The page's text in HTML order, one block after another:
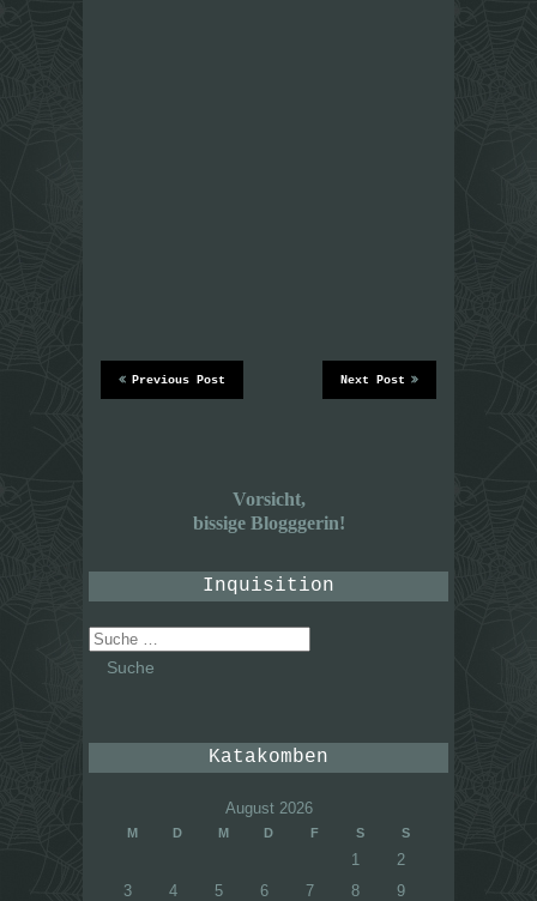
Next Post
Previous Post
Vorsicht,
bissige Blogggerin!
Inquisition
Suche
nach:
Katakomben
August 2026
M D M D F S S
1
2
3
4 5 6 7 8
9